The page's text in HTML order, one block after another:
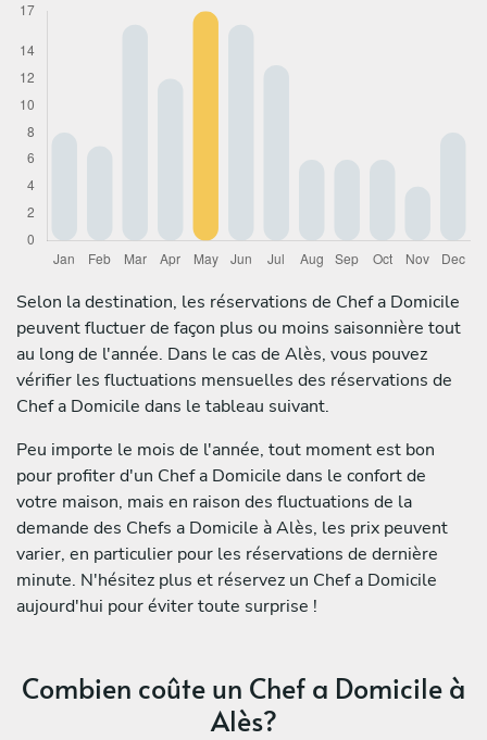
Selon la destination, les réservations de Chef a Domicile
peuvent fluctuer de façon plus ou moins saisonnière tout
au long de l'année. Dans le cas de Alès, vous pouvez
vérifier les fluctuations mensuelles des réservations de
Chef a Domicile dans le tableau suivant.
Peu importe le mois de l'année, tout moment est bon
pour profiter d'un Chef a Domicile dans le confort de
votre maison, mais en raison des fluctuations de la
demande des Chefs a Domicile à Alès, les prix peuvent
varier, en particulier pour les réservations de dernière
minute. N'hésitez plus et réservez un Chef a Domicile
aujourd'hui pour éviter toute surprise !
Combien coûte un Chef a Domicile à
Alès?